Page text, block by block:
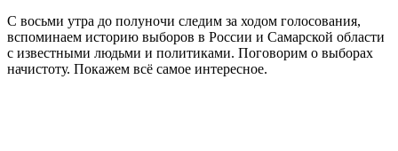
С восьми утра до полуночи следим за ходом голосования,
вспоминаем историю выборов в России и Самарской области
с известными людьми и политиками. Поговорим о выборах
начистоту. Покажем всё самое интересное.